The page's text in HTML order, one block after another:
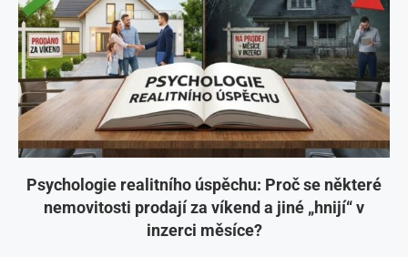
Psychologie realitního úspěchu: Proč se některé
nemovitosti prodají za víkend a jiné „hnijí“ v
inzerci měsíce?